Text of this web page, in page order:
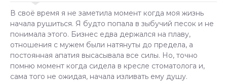
В своё время я не заметила момент когда моя жизнь
начала рушиться. Я будто попала в зыбучий песок и не
понимала этого. Бизнес едва держался на плаву,
отношения с мужем были натянуты до предела, а
постоянная апатия высасывала все силы. Но, точно
помню момент когда сидела в кресле стоматолога и,
сама того не ожидая, начала изливать ему душу.